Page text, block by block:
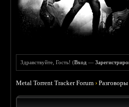
Здравствуйте, Гость! (Вход —
Metal Torrent Tracker Forum ›